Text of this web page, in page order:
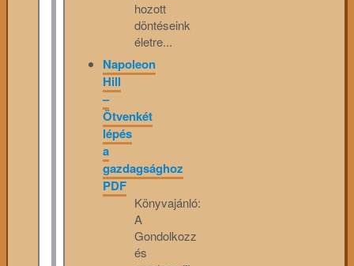
hozott
döntéseink
életre...
Napoleon
Hill
–
Ötvenkét
lépés
a
gazdagsághoz
PDF
Könyvajánló:
A
Gondolkozz
és